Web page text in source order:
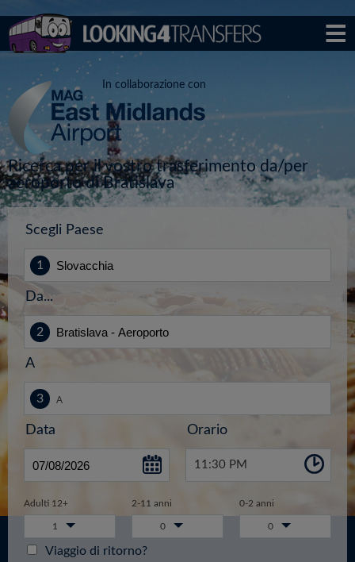
In collaborazione con
Ricerca per il vostro trasferimento da/per
aeroporto di Bratislava
Scegli Paese
Da...
A
Data Orario
11:30 PM
Adulti 12+ 2-11 anni 0-2 anni
1 0 0
Viaggio di ritorno?